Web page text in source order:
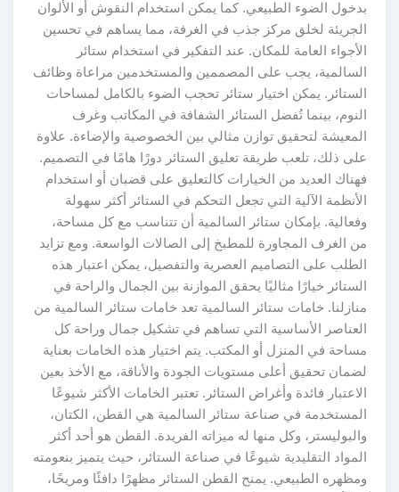
بدخول الضوء الطبيعي. كما يمكن استخدام النقوش أو الألوان
الجريئة لخلق مركز جذب في الغرفة، مما يساهم في تحسين
الأجواء العامة للمكان. عند التفكير في استخدام ستائر
السالمية، يجب على المصممين والمستخدمين مراعاة وظائف
الستائر. يمكن اختيار ستائر تحجب الضوء بالكامل لمساحات
النوم، بينما تُفضل الستائر الشفافة في المكاتب وغرف
المعيشة لتحقيق توازن مثالي بين الخصوصية والإضاءة. علاوة
على ذلك، تلعب طريقة تعليق الستائر دورًا هامًا في التصميم.
فهناك العديد من الخيارات كالتعليق على قضبان أو استخدام
الأنظمة الآلية التي تجعل التحكم في الستائر أكثر سهولة
وفعالية. بإمكان ستائر السالمية أن تتناسب مع كل مساحة،
من الغرف المجاورة للمطبخ إلى الصالات الواسعة. ومع تزايد
الطلب على التصاميم العصرية والتفصيل، يمكن اعتبار هذه
الستائر خيارًا مثاليًا يحقق الموازنة بين الجمال والراحة في
منازلنا. خامات ستائر السالمية تعد خامات ستائر السالمية من
العناصر الأساسية التي تساهم في تشكيل جمال وراحة كل
مساحة في المنزل أو المكتب. يتم اختيار هذه الخامات بعناية
لضمان تحقيق أعلى مستويات الجودة والأناقة، مع الأخذ بعين
الاعتبار فائدة وأغراض الستائر. تعتبر الخامات الأكثر شيوعًا
المستخدمة في صناعة ستائر السالمية هي القطن، الكتان،
والبوليستر، وكل منها له ميزاته الفريدة. القطن هو أحد أكثر
المواد التقليدية شيوعًا في صناعة الستائر، حيث يتميز بنعومته
ومظهره الطبيعي. يمنح القطن الستائر مظهرًا دافئًا ومريحًا،